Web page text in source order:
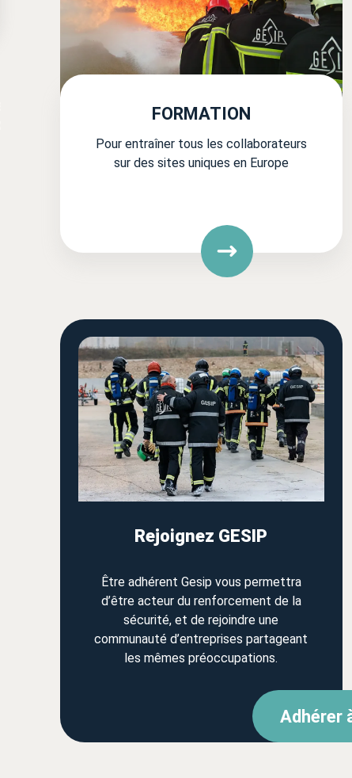
FORMATION
Pour entraîner tous les collaborateurs
sur des sites uniques en Europe
Rejoignez GESIP
Être adhérent Gesip vous permettra
d’être acteur du renforcement de la
sécurité, et de rejoindre une
communauté d’entreprises partageant
les mêmes préoccupations.
Adhérer